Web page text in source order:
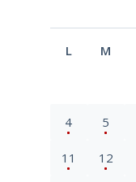
L M
4 5
11 12